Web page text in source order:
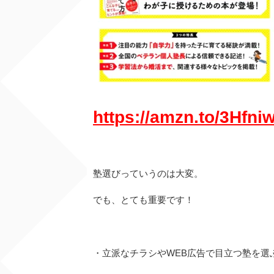
https://amzn.to/
塾選びっていうのは大変。
でも、とても重要です！
・立派なチラシやWEB広告で目立つ塾を選